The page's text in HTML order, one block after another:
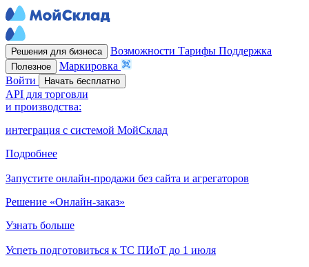
Решения для бизнеса Возможности Тарифы Поддержка
Полезное
Маркировка
Войти
Начать бесплатно
API для торговли
и производства:
интеграция с системой МойСклад
Подробнее
Запустите онлайн-продажи без сайта и агрегаторов
Решение «Онлайн-заказ»
Узнать больше
Успеть подготовиться к ТС ПИоТ до 1 июля